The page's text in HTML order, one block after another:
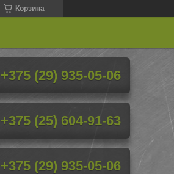
Корзина
+375 (29) 935-05-06
+375 (25) 604-91-63
+375 (29) 935-05-06